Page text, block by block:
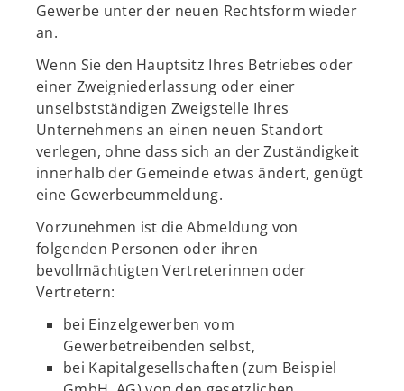
Gewerbe unter der neuen Rechtsform wieder
an.
Wenn Sie den Hauptsitz Ihres Betriebes oder
einer Zweigniederlassung oder einer
unselbstständigen Zweigstelle Ihres
Unternehmens an einen neuen Standort
verlegen, ohne dass sich an der Zuständigkeit
innerhalb der Gemeinde etwas ändert, genügt
eine Gewerbeummeldung.
Vorzunehmen ist die Abmeldung von
folgenden Personen oder ihren
bevollmächtigten Vertreterinnen oder
Vertretern:
bei Einzelgewerben vom
Gewerbetreibenden selbst,
bei Kapitalgesellschaften (zum Beispiel